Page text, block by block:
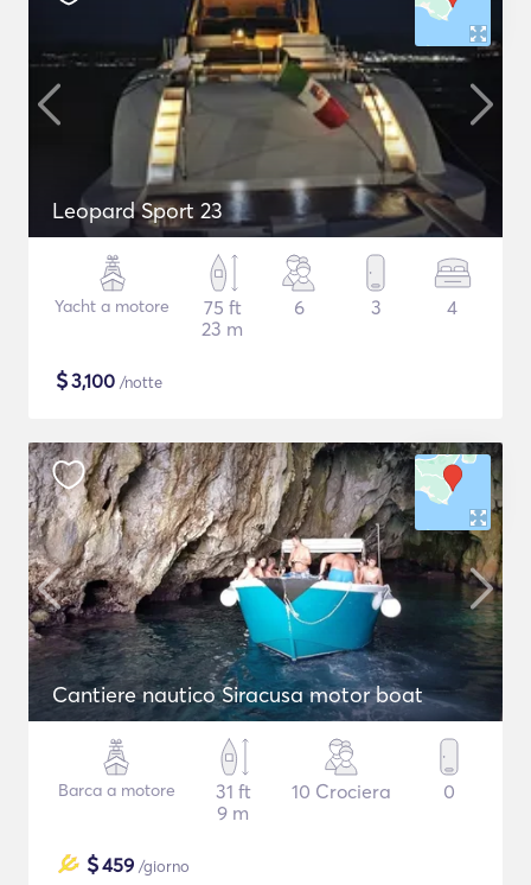
Leopard Sport 23
Yacht a motore
75 ft
23 m
6 3 4
$3,100 /notte
Cantiere nautico Siracusa motor boat
Barca a motore
31 ft
9 m
10 Crociera 0
$459 /giorno